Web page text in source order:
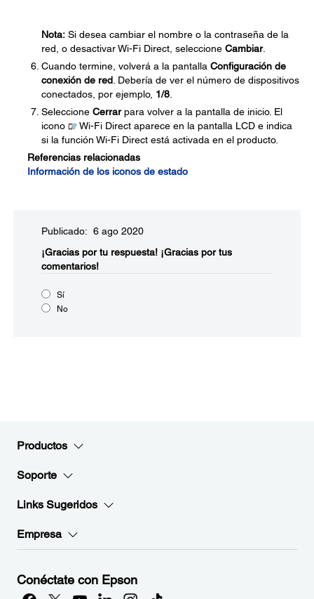
Nota: Si desea cambiar el nombre o la contraseña de la
red, o desactivar Wi-Fi Direct, seleccione Cambiar.
Cuando termine, volverá a la pantalla Configuración de
conexión de red . Debería de ver el número de dispositivos
conectados, por ejemplo, 1/8
Seleccione Cerrarpara volver a la pantalla de inicio. El
icono
Wi-Fi Direct aparece en la pantalla LCD e indica
si la función Wi-Fi Direct está activada en el producto.
Referencias relacionadas
Información de los iconos de estado
Publicado: 6 ago 2020
¡Gracias por tu respuesta! ¡Gracias por tus
comentarios!
Sí
No
Productos
Soporte
Links Sugeridos
Empresa
Conéctate con Epson